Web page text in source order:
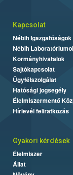
Kapcsolat
Nébih Igazgatóságok
Nébih
Kormányhivatalok
Sajtókapcsolat
Ügyfélszolgálat
Hatósági jogsegély
Élelmiszermentő
Hírlevél feliratkozás
Gyakori kérdések
Élelmiszer
Állat